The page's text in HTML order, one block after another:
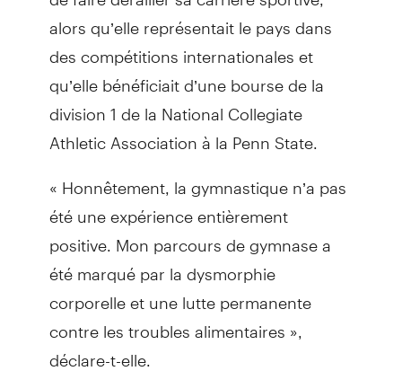
alors qu’elle représentait le pays dans
des compétitions internationales et
qu’elle bénéficiait d’une bourse de la
division 1 de la National Collegiate
Athletic Association à la Penn State.
« Honnêtement, la gymnastique n’a pas
été une expérience entièrement
positive. Mon parcours de gymnase a
été marqué par la dysmorphie
corporelle et une lutte permanente
contre les troubles alimentaires »,
déclare-t-elle.